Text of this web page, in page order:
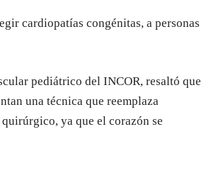
cardiopatías congénitas, a personas
pediátrico del INCOR, resaltó que
una técnica que reemplaza
ya que el corazón se